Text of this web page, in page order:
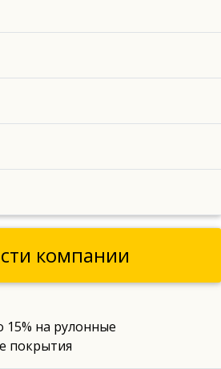
компании
15% на рулонные
покрытия